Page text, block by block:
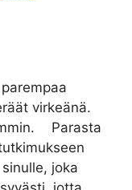
virkeänä.
Parasta
joka